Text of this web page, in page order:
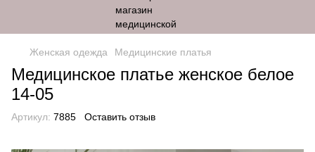
Женская одежда Медицинские платья
Медицинское платье женское белое
14-05
Артикул: 7885 Оставить отзыв